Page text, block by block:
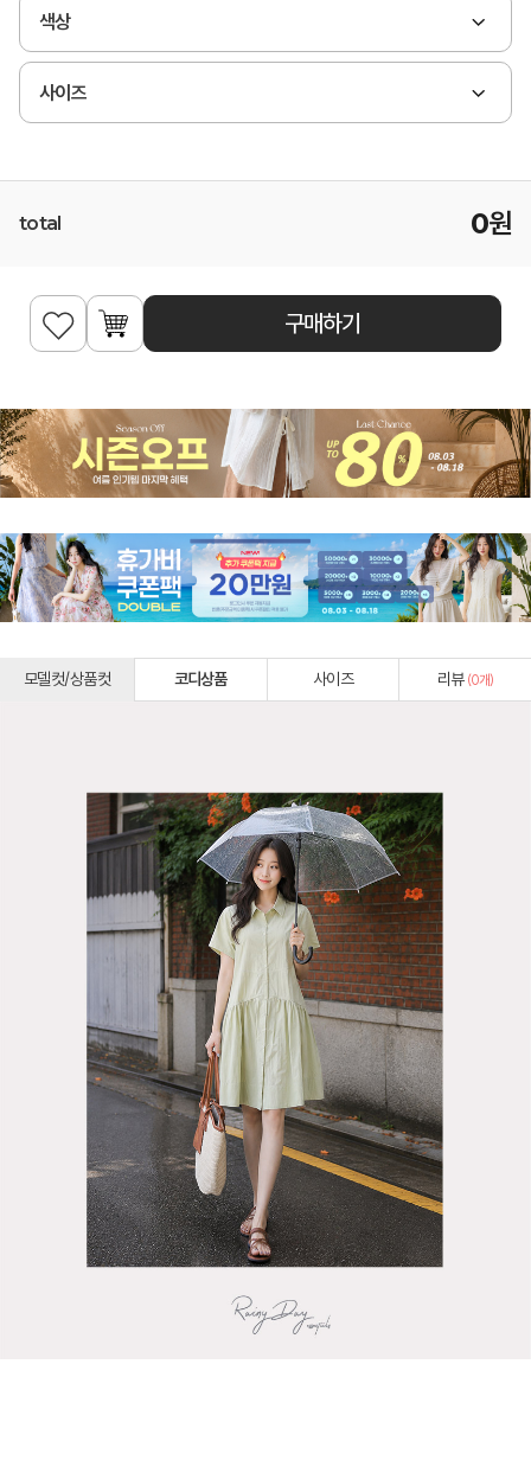
색상
사이즈
total 0원
구매하기
모델컷/상품컷 코디상품 사이즈 리뷰 (0개)